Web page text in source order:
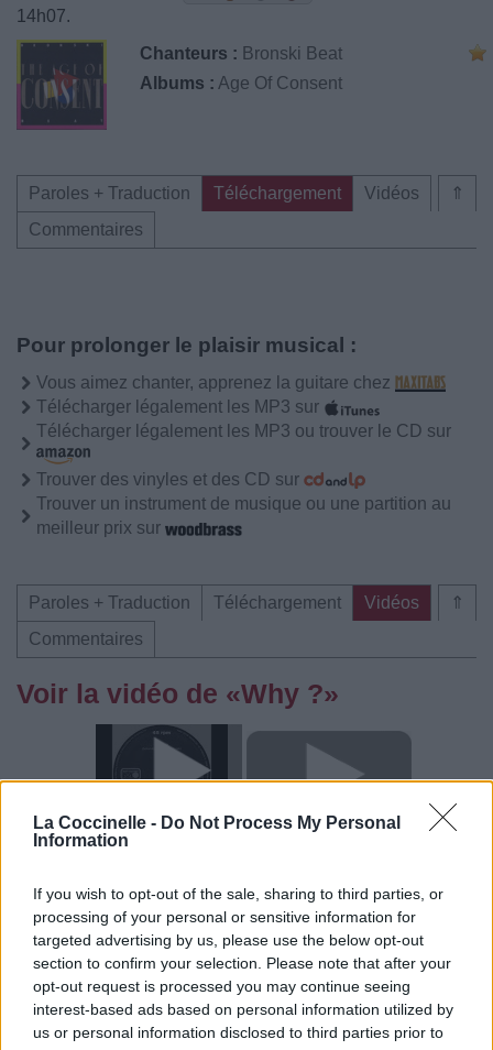
La Coccinelle - Do Not Process My Personal
Information
If you wish to opt-out of the sale, sharing to third parties, or
processing of your personal or sensitive information for
targeted advertising by us, please use the below opt-out
section to confirm your selection. Please note that after your
opt-out request is processed you may continue seeing
interest-based ads based on personal information utilized by
us or personal information disclosed to third parties prior to
14h07.
Chanteurs : Bronski Beat
Albums : Age Of Consent
⇑
Paroles + Traduction Téléchargement
Vidéos
Commentaires
Pour prolonger le plaisir musical :
Vous aimez chanter, apprenez la guitare chez
Télécharger légalement les MP3 sur
Télécharger légalement les MP3 ou trouver le CD sur
Trouver des vinyles et des CD sur
Trouver un instrument de musique ou une partition au
meilleur prix sur
⇑
Paroles + Traduction Téléchargement
Vidéos
Commentaires
Voir la vidéo de «Why ?»
Chanson sans vidéo
Chanson sans vidéo